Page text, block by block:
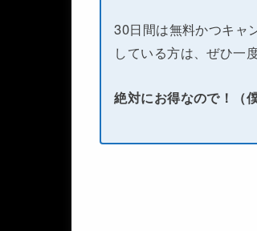
30日間は無料かつキャ
している方は、ぜひ一
絶対にお得なので！（